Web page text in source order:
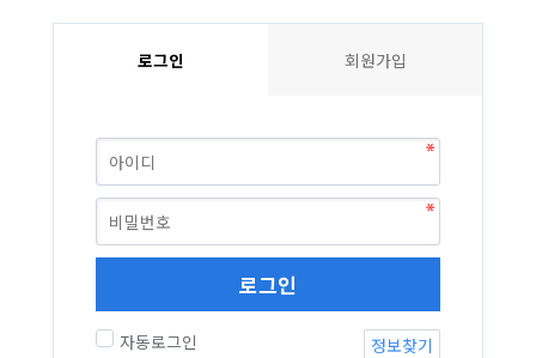
로그인 회원가입
로그인
자동로그인 정보찾기